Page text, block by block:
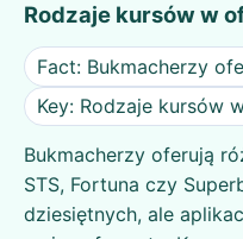
Rodzaje kursów w
Fact: Bukmacherzy
Key: Rodzaje kursów
Bukmacherzy oferują
STS, Fortuna czy
dziesiętnych, ale